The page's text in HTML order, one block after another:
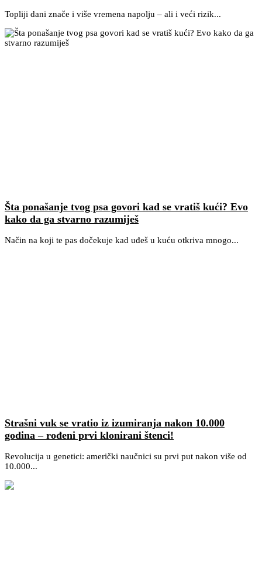
Topliji dani znače i više vremena napolju – ali i veći rizik...
Šta ponašanje tvog psa govori kad se vratiš kući? Evo
kako da ga stvarno razumiješ
Način na koji te pas dočekuje kad uđeš u kuću otkriva mnogo...
Strašni vuk se vratio iz izumiranja nakon 10.000
godina – rođeni prvi klonirani štenci!
Revolucija u genetici: američki naučnici su prvi put nakon više od
10.000...